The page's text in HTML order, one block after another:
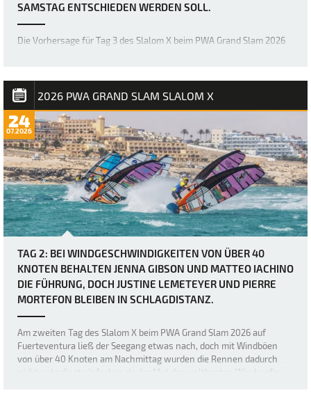
SAMSTAG ENTSCHIEDEN WERDEN SOLL.
Die Vorhersage für Tag 3 des Slalom X beim PWA Grand Slam 2026
50 Knoten hätten sich viele wohl kaum vorstellen können, wie
brutal es in Sotavento manchmal zug…
2026 PWA GRAND SLAM SLALOM X
24
07.2026
TAG 2: BEI WINDGESCHWINDIGKEITEN VON ÜBER 40
KNOTEN BEHALTEN JENNA GIBSON UND MATTEO IACHINO
DIE FÜHRUNG, DOCH JUSTINE LEMETEYER UND PIERRE
MORTEFON BLEIBEN IN SCHLAGDISTANZ.
Am zweiten Tag des Slalom X beim PWA Grand Slam 2026 auf
Fuerteventura ließ der Seegang etwas nach, doch mit Windböen
von über 40 Knoten am Nachmittag wurden die Rennen dadurch
nicht unbedingt einfacher, da der Mut der weltbesten Windsurfer